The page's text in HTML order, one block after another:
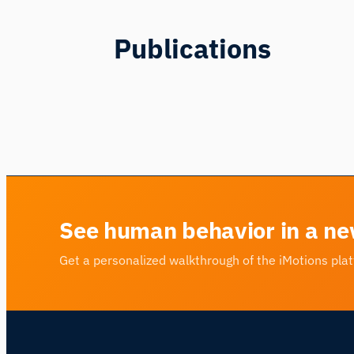
Publications
See human behavior in a
Get a personalized walkthrough of the iMotions